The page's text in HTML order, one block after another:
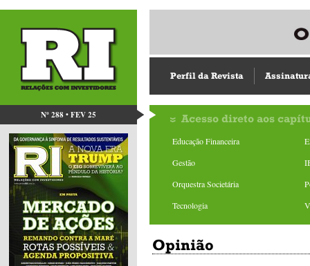
Nº 288 • FEV 25
Perfil da Revista
Acesso direto aos
Educação Financeira
Gestão
Orquestra Societária
Tecnologia
Opinião